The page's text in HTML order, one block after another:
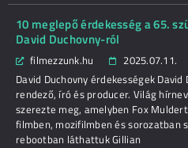
10 meglepő érdekesség a 65.
David Duchovny-ról
filmezzunk.hu
2025.07.11.
David Duchovny érdekességek
rendező, író és producer. Világ
szerezte meg, amelyben Fox
filmben, mozifilmben és sorozatban
rebootban láthattuk Gillian